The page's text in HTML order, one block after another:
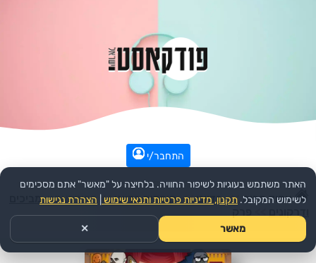
התחבר/י
עמוד הבית >> בדיוני >> קומדיה בדיוני >> הפודקאסט: מביכים
האתר משתמש בעוגיות לשיפור החוויה. בלחיצה על "מאשר" אתם מסכימים
לשימוש המקובל. תקנון, מדיניות פרטיות ותנאי שימוש הצהרת נגישות
מאשר ✕